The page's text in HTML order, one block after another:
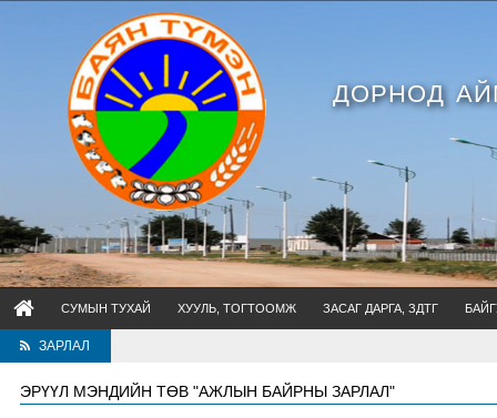
ДОРНОД
СУМЫН ТУХАЙ ХУУЛЬ, ТОГТООМЖ ЗАСАГ ДАРГА, ЗДТГ
ЗАРЛАЛ
ЭРҮҮЛ МЭНДИЙН ТӨВ "АЖЛЫН БАЙРНЫ ЗАРЛАЛ"